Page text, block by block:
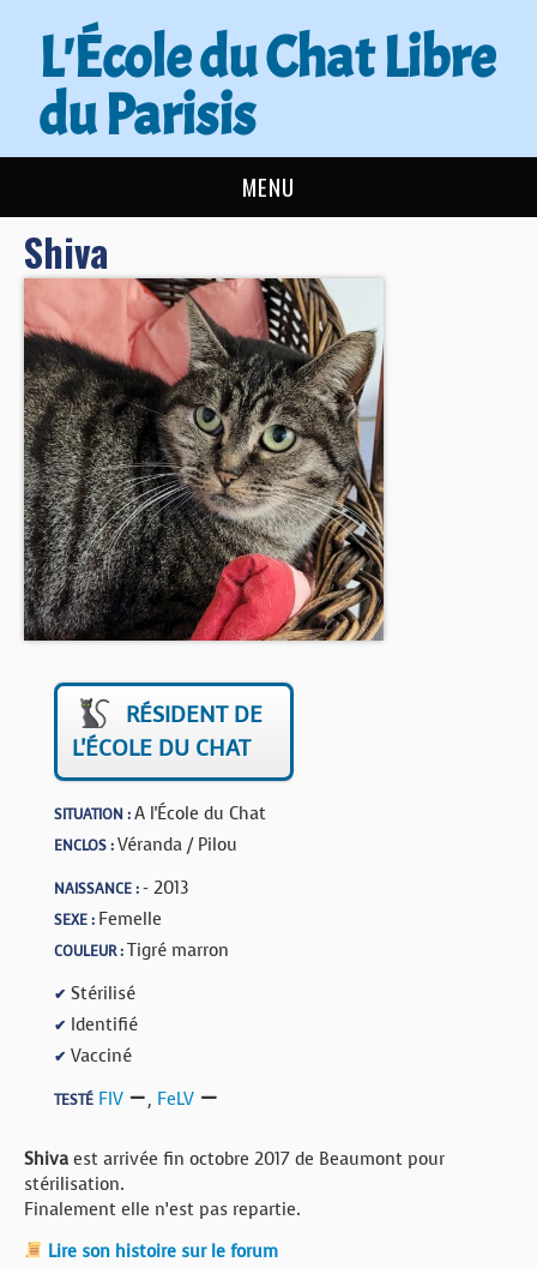
L'École du Chat Libre
du Parisis
MENU
L’ÉCOLE DU CHAT
ACTUALITÉS
ADOPTER
NOUS AIDER
CONTACT
BOUTIQUE
FORUM
Shiva
RÉSIDENT DE
L'ÉCOLE DU CHAT
SITUATION :A l'École du Chat
ENCLOS :Véranda / Pilou
NAISSANCE :- 2013
SEXE : Femelle
COULEUR :Tigré marron
✔ Stérilisé
✔ Identifié
✔ Vacciné
TESTÉ FIV , FeLV
Shiva est arrivée fin octobre 2017 de Beaumont pour
stérilisation.
Finalement elle n’est pas repartie.
Lire son histoire sur le forum